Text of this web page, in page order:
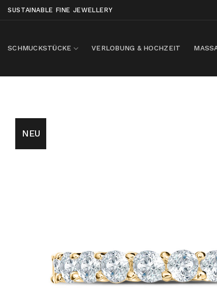
Skip
SUSTAINABLE FINE JEWELLERY
SCHMUCKSTÜCKE VERLOBUNG & HOCHZEIT
NEU